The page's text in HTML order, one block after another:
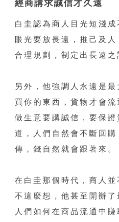
經商講求誠信才久遠
白圭認為商人目光短淺
眼光要放長遠，推己及
合理規劃，制定出長遠之
另外，他強調人永遠是最
買你的東西，貨物才會
做生意要講誠信，要保
道，人們自然會不斷回
傳，錢自然就會跟著來。
在白圭那個時代，商人
不這麼想，他甚至開辦
人們如何在商品流通中